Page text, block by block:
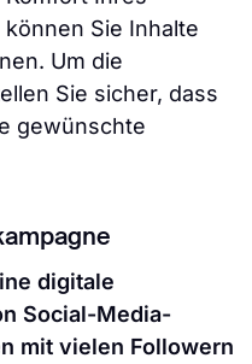
Sie Inhalte
Um die
Sie sicher, dass
gewünschte
digitale
Social-Media-
mit vielen Followern